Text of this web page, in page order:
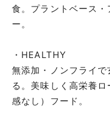
食。プラントベース・
ー。
・HEALTHY
無添加・ノンフライ
る。美味しく高栄養
感なし）フード。